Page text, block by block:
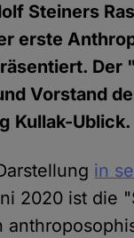
Steiners
erste
Der
Vorstand
Kullak-Ublick.
in
2020 ist die